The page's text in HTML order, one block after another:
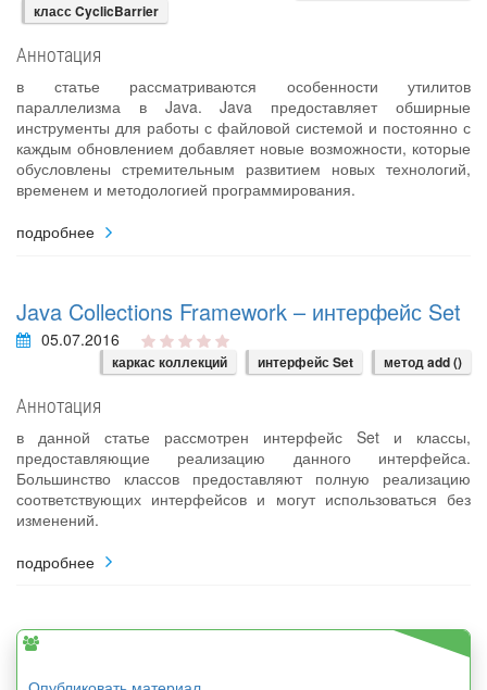
класс CyclicBarrier
Аннотация
в статье рассматриваются особенности утилитов
параллелизма в Java. Java предоставляет обширные
инструменты для работы с файловой системой и постоянно с
каждым обновлением добавляет новые возможности, которые
обусловлены стремительным развитием новых технологий,
временем и методологией программирования.
подробнее
Java Collections Framework – интерфейс Set
05.07.2016
каркас коллекций интерфейс Set метод add ()
Аннотация
в данной статье рассмотрен интерфейс Set и классы,
предоставляющие реализацию данного интерфейса.
Большинство классов предоставляют полную реализацию
соответствующих интерфейсов и могут использоваться без
изменений.
подробнее